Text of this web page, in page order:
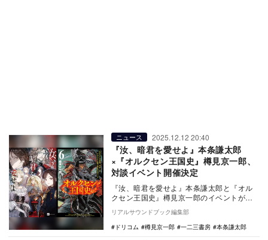
ニュース 2025.12.12 20:40
『汝、暗君を愛せよ』本条謙太郎
×『オルクセン王国史』樽見京一郎、
対談イベント開催決定
『汝、暗君を愛せよ』本条謙太郎と『オル
クセン王国史』樽見京一郎のイベントが
2026年1月11日に開催。
リアルサウンドブック編集部
ドリコム
樽見京一郎 一二三書房 本条謙太郎